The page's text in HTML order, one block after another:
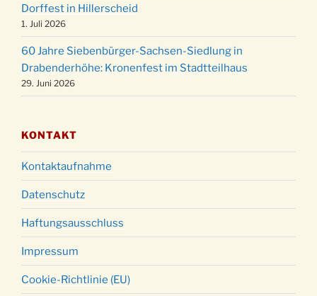
24.12.
Christmette mit der ev. Jugend in der Kirche
um 23:00 Uhr
31.12.
Gottesdienst zu Silvester in der Kirche um
18:00 Uhr
Dorffest in Hillerscheid
1. Juli 2026
60 Jahre Siebenbürger-Sachsen-Siedlung in
Drabenderhöhe: Kronenfest im Stadtteilhaus
29. Juni 2026
KONTAKT
Kontaktaufnahme
Datenschutz
Haftungsausschluss
Impressum
Cookie-Richtlinie (EU)